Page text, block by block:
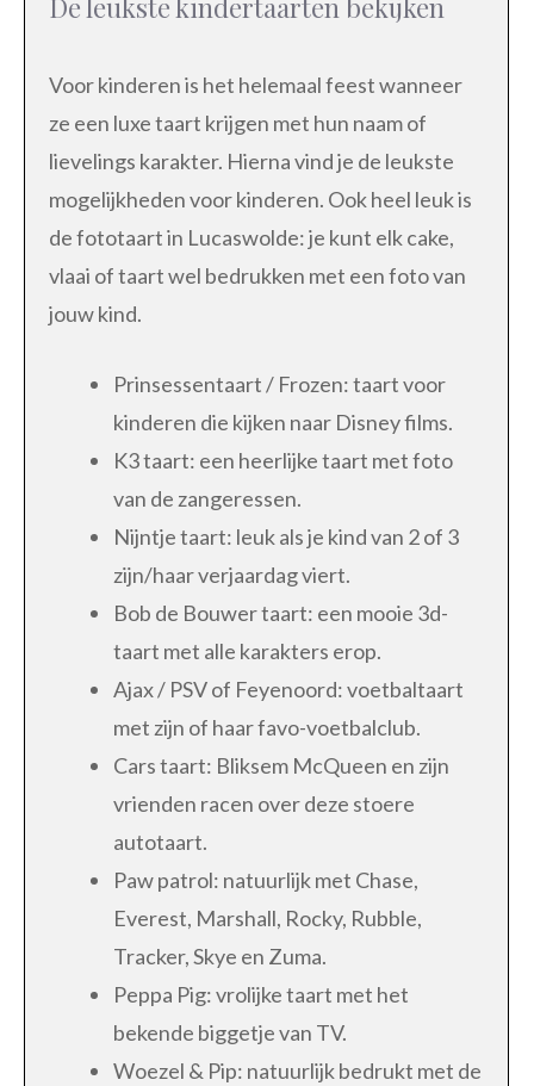
De leukste kindertaarten bekijken
Voor kinderen is het helemaal feest wanneer
ze een luxe taart krijgen met hun naam of
lievelings karakter. Hierna vind je de leukste
mogelijkheden voor kinderen. Ook heel leuk is
de fototaart in Lucaswolde: je kunt elk cake,
vlaai of taart wel bedrukken met een foto van
jouw kind.
Prinsessentaart / Frozen: taart voor
kinderen die kijken naar Disney films.
K3 taart: een heerlijke taart met foto
van de zangeressen.
Nijntje taart: leuk als je kind van 2 of 3
zijn/haar verjaardag viert.
Bob de Bouwer taart: een mooie 3d-
taart met alle karakters erop.
Ajax / PSV of Feyenoord: voetbaltaart
met zijn of haar favo-voetbalclub.
Cars taart: Bliksem McQueen en zijn
vrienden racen over deze stoere
autotaart.
Paw patrol: natuurlijk met Chase,
Everest, Marshall, Rocky, Rubble,
Tracker, Skye en Zuma.
Peppa Pig: vrolijke taart met het
bekende biggetje van TV.
Woezel & Pip: natuurlijk bedrukt met de